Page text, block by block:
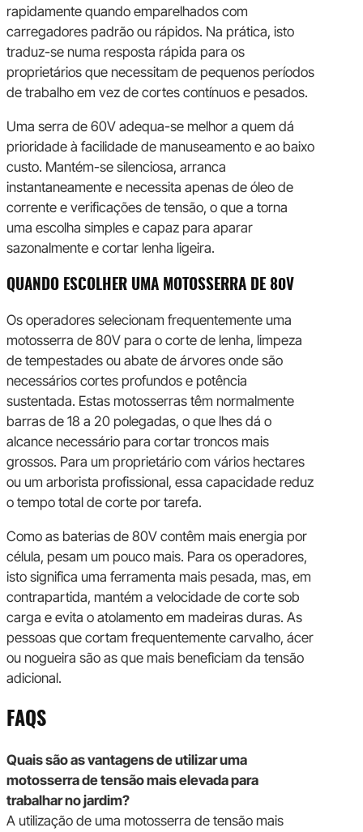
rapidamente quando emparelhados com
carregadores padrão ou rápidos. Na prática, isto
traduz-se numa resposta rápida para os
proprietários que necessitam de pequenos períodos
de trabalho em vez de cortes contínuos e pesados.
Uma serra de 60V adequa-se melhor a quem dá
prioridade à facilidade de manuseamento e ao baixo
custo. Mantém-se silenciosa, arranca
instantaneamente e necessita apenas de óleo de
corrente e verificações de tensão, o que a torna
uma escolha simples e capaz para aparar
sazonalmente e cortar lenha ligeira.
QUANDO ESCOLHER UMA MOTOSSERRA DE 80V
Os operadores selecionam frequentemente uma
motosserra de 80V para o corte de lenha, limpeza
de tempestades ou abate de árvores onde são
necessários cortes profundos e potência
sustentada. Estas motosserras têm normalmente
barras de 18 a 20 polegadas, o que lhes dá o
alcance necessário para cortar troncos mais
grossos. Para um proprietário com vários hectares
ou um arborista profissional, essa capacidade reduz
o tempo total de corte por tarefa.
Como as baterias de 80V contêm mais energia por
célula, pesam um pouco mais. Para os operadores,
isto significa uma ferramenta mais pesada, mas, em
contrapartida, mantém a velocidade de corte sob
carga e evita o atolamento em madeiras duras. As
pessoas que cortam frequentemente carvalho, ácer
ou nogueira são as que mais beneficiam da tensão
adicional.
FAQS
Quais são as vantagens de utilizar uma
motosserra de tensão mais elevada para
trabalhar no jardim?
A utilização de uma motosserra de tensão mais